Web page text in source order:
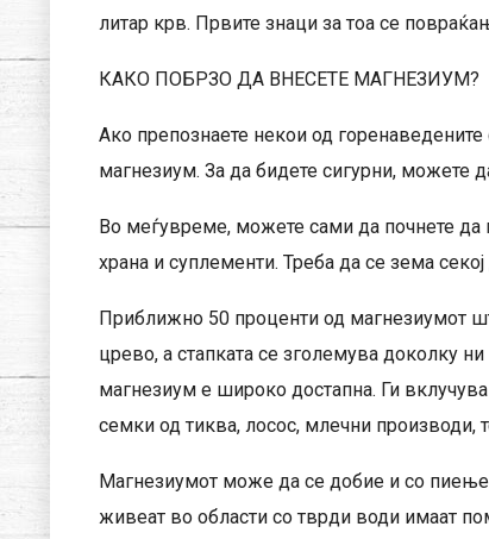
литар крв. Првите знаци за тоа се
КАКО ПОБРЗО ДА ВНЕСЕТЕ МАГНЕЗИУМ?
Ако препознаете некои од
магнезиум. За да бидете сигурни, можете
Во меѓувреме, можете сами да почнете да
храна и суплементи. Треба да се зема
Приближно 50 проценти од магнезиумот
црево, а стапката се зголемува доколку ни
магнезиум е широко достапна. Ги
семки од тиква, лосос, млечни производи,
Магнезиумот може да се добие и со
живеат во области со тврди води имаат